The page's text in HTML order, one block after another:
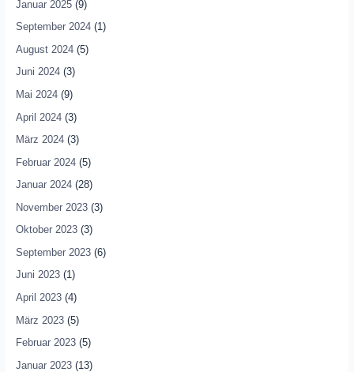
Januar 2025(9)
September 2024(1)
August 2024(5)
Juni 2024(3)
Mai 2024(9)
April 2024(3)
März 2024(3)
Februar 2024(5)
Januar 2024(28)
November 2023(3)
Oktober 2023(3)
September 2023(6)
Juni 2023(1)
April 2023(4)
März 2023(5)
Februar 2023(5)
Januar 2023(13)